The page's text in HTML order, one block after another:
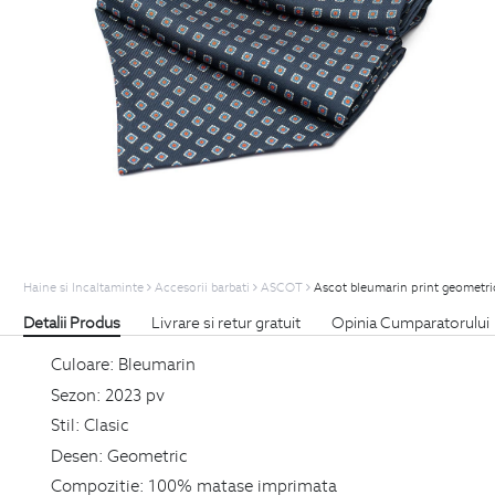
Haine si Incaltaminte Accesorii barbati ASCOT Ascot bleumarin print
Detalii Produs Livrare si retur gratuit Opinia Cumparatorului
Culoare: Bleumarin
Sezon: 2023 pv
Stil: Clasic
Desen: Geometric
Compozitie: 100% matase imprimata